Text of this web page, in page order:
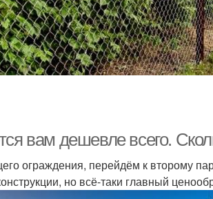
вам дешевле всего.
ограждения, перейдём к второму
но всё-таки главный